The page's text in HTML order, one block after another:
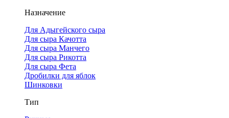
Назначение
Для Адыгейского сыра
Для сыра Качотта
Для сыра Манчего
Для сыра Рикотта
Для сыра Фета
Дробилки для яблок
Шинковки
Тип